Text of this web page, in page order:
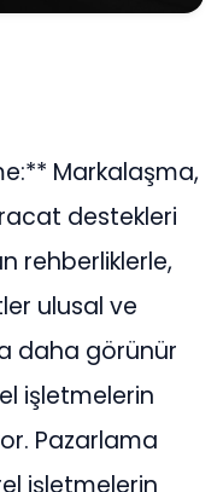
Markalaşma,
destekleri
rehberliklerle,
ulusal ve
daha görünür
işletmelerin
Pazarlama